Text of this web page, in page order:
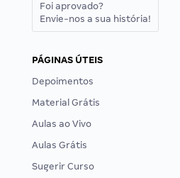
Foi aprovado?
Envie-nos a sua história!
PÁGINAS ÚTEIS
Depoimentos
Material Grátis
Aulas ao Vivo
Aulas Grátis
Sugerir Curso